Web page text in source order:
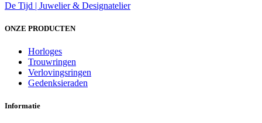
De Tijd | Juwelier & Designatelier
ONZE PRODUCTEN
Horloges
Trouwringen
Verlovingsringen
Gedenksieraden
Informatie